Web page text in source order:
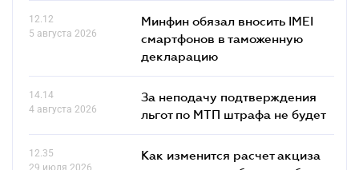
12.12
5 августа 2026
Минфин обязал вносить IMEI
смартфонов в таможенную
декларацию
14.14
4 августа 2026
За неподачу подтверждения
льгот по МТП штрафа не будет
12.35
29 июля 2026
Как изменится расчет акциза